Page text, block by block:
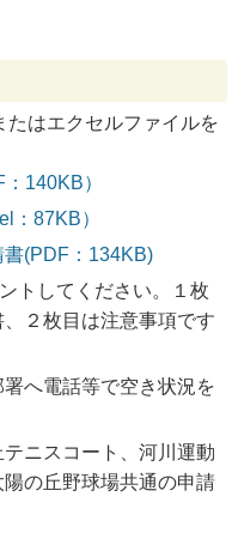
はエクセルファイルを
140KB）
：87KB）
(PDF：134KB)
トしてください。１枚
２枚目は注意事項です
へ電話等で空き状況を
ニスコート、河川運動
の丘野球場共通の申請